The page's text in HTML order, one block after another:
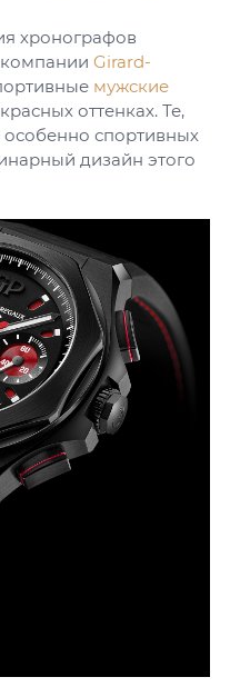
хронографов
компании Girard-
мужские
оттенках. Те,
спортивных
дизайн этого